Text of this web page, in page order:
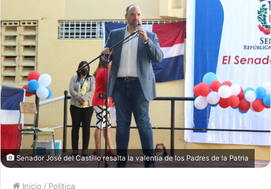
Senador José del Castillo resalta la valentía de los Padres de la Patria
Inicio / Politica